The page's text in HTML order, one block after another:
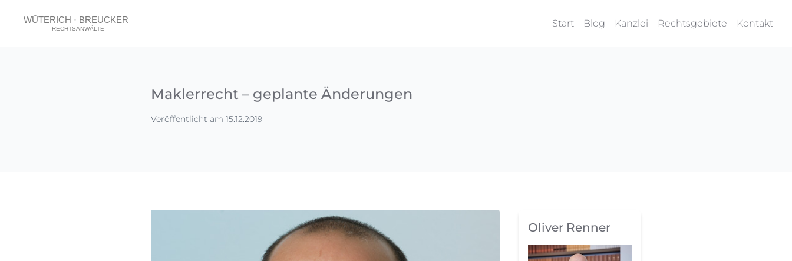
Start Blog Kanzlei Rechtsgebiete Kontakt
Maklerrecht – geplante Änderungen
Veröffentlicht am 15.12.2019
Oliver Renner